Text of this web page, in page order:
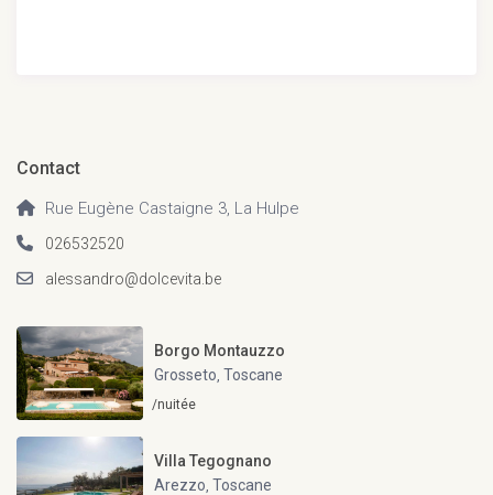
Contact
Rue Eugène Castaigne 3, La Hulpe
026532520
alessandro@dolcevita.be
Borgo Montauzzo
Grosseto ,Toscane
/nuitée
Villa Tegognano
Arezzo ,Toscane